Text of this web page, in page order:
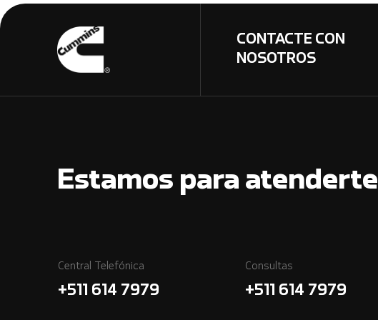
CONTACTE CON
NOSOTROS
Estamos para atenderte
Central Telefónica
+511 614 7979
Consultas
+511 614 7979